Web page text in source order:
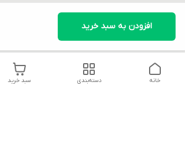
افزودن به سبد خرید
سبد خرید دسته‌بندی خانه